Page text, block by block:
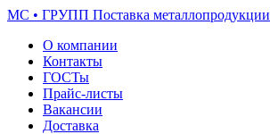
МС • ГРУПП Поставка металлопродукции
О компании
Контакты
ГОСТы
Прайс-листы
Вакансии
Доставка